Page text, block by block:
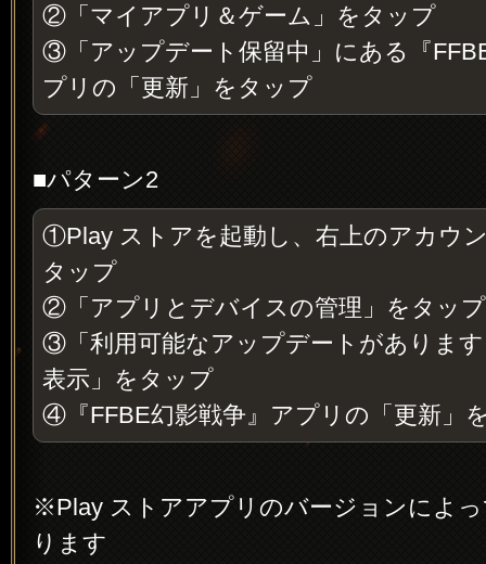
②「マイアプリ＆ゲーム」をタップ
③「アップデート保留中」にある『
プリの「更新」をタップ
■パターン2
①Play ストアを起動し、右上のアカウ
タップ
②「アプリとデバイスの管理」をタップ
③「利用可能なアップデートがありま
表示」をタップ
④『FFBE幻影戦争』アプリの「更新」
※Play ストアアプリのバージョンによ
ります